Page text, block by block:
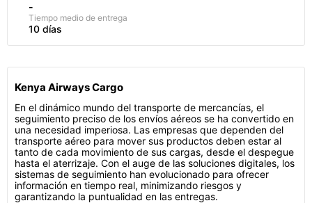
-
Tiempo medio de entrega
10 días
Kenya Airways Cargo
En el dinámico mundo del transporte de mercancías, el
seguimiento preciso de los envíos aéreos se ha convertido en
una necesidad imperiosa. Las empresas que dependen del
transporte aéreo para mover sus productos deben estar al
tanto de cada movimiento de sus cargas, desde el despegue
hasta el aterrizaje. Con el auge de las soluciones digitales, los
sistemas de seguimiento han evolucionado para ofrecer
información en tiempo real, minimizando riesgos y
garantizando la puntualidad en las entregas.